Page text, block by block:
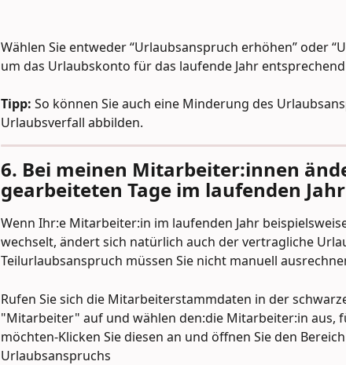
Wählen Sie entweder “Urlaubsanspruch erhöhen” oder
um das Urlaubskonto für das laufende Jahr
Tipp: So können Sie auch eine Minderung des
Urlaubsverfall abbilden.
6. Bei meinen Mitarbeiter:innen
gearbeiteten Tage im laufenden Jahr
Wenn Ihr:e Mitarbeiter:in im laufenden Jahr
wechselt, ändert sich natürlich auch der vertragliche
Teilurlaubsanspruch müssen Sie nicht manuell
Rufen Sie sich die Mitarbeiterstammdaten in der
"Mitarbeiter" auf und wählen den:die Mitarbeiter:in aus,
möchten-Klicken Sie diesen an und öffnen Sie den
Urlaubsanspruchs